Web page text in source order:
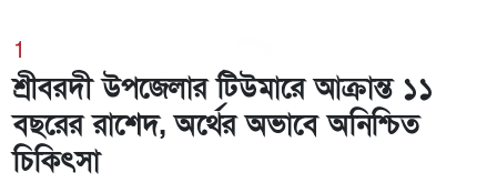
1
শ্রীবরদী উপজেলার টিউমারে আক্রান্ত ১১
বছরের রাশেদ, অর্থের অভাবে অনিশ্চিত
চিকিৎসা